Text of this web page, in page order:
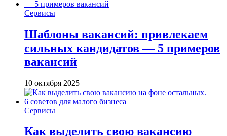
Сервисы
Шаблоны вакансий: привлекаем
сильных кандидатов — 5 примеров
вакансий
10 октября 2025
Сервисы
Как выделить свою вакансию